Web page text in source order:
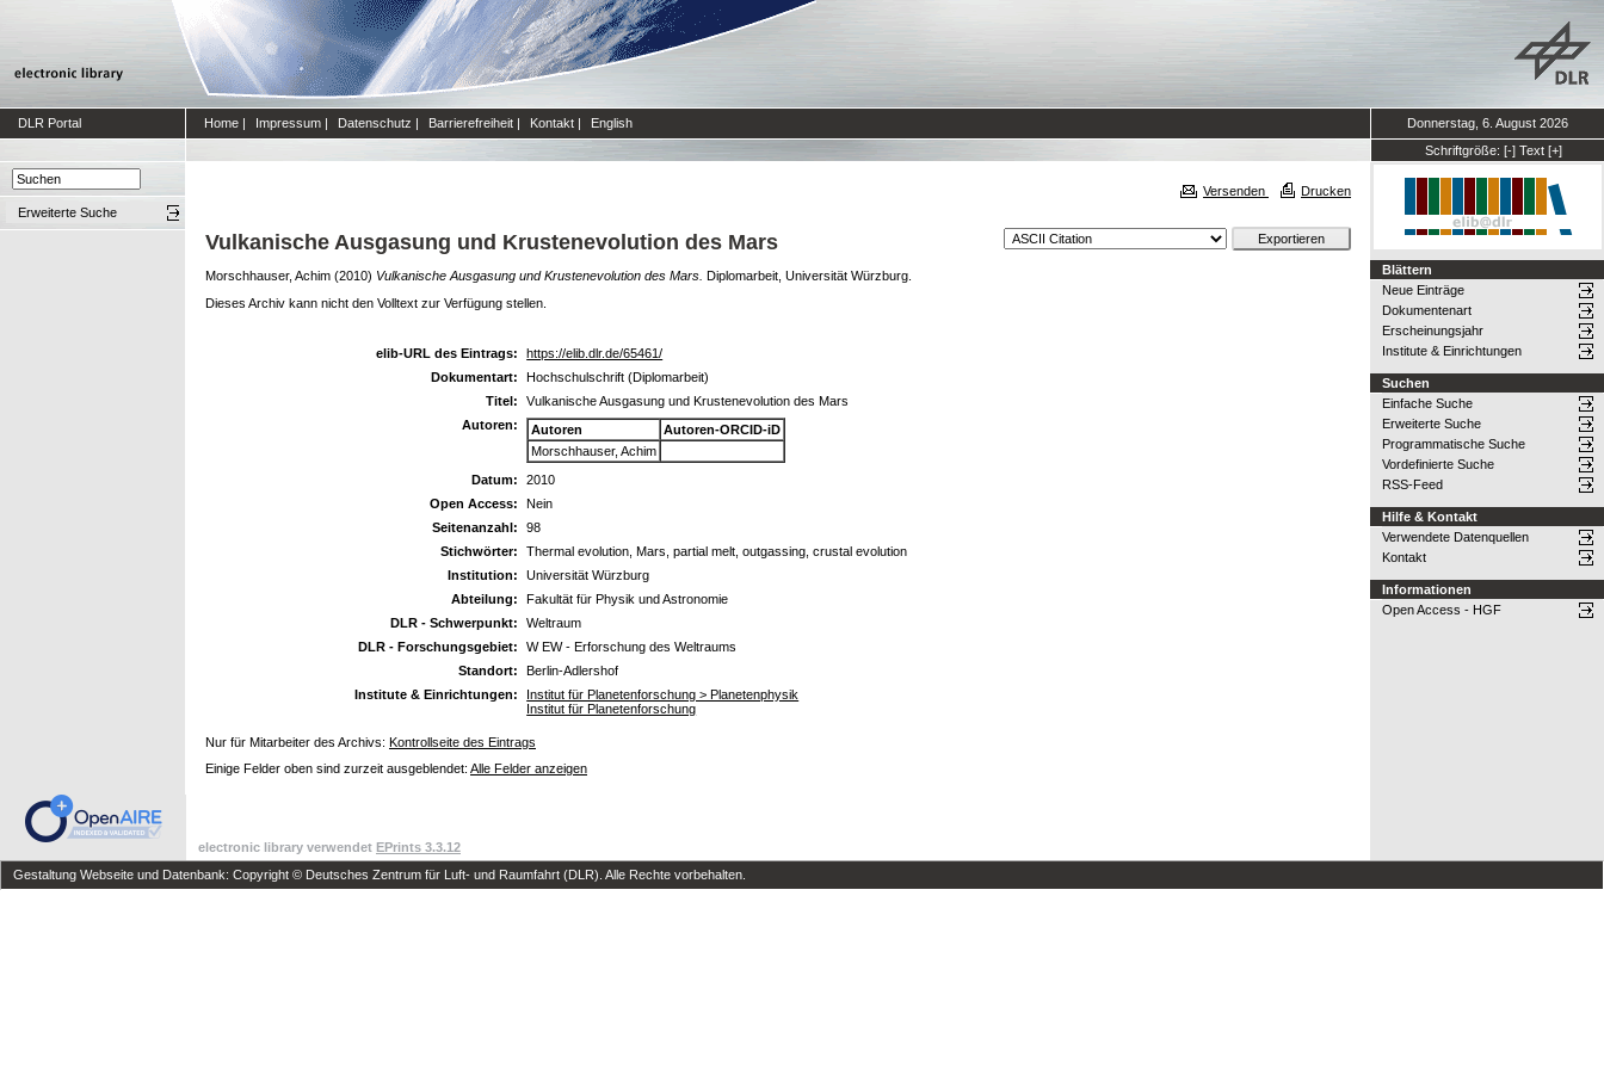
DLR Portal Home | Impressum | Datenschutz | Barrierefreiheit | Kontakt | English
Donnerstag, 6. August 2026
Schriftgröße: [-] Text [+]
Erweiterte Suche
Versenden Drucken
Vulkanische Ausgasung und Krustenevolution des Mars
Morschhauser, Achim (2010) Vulkanische Ausgasung und Krustenevolution des Mars. Diplomarbeit, Universität Würzburg.
Dieses Archiv kann nicht den Volltext zur Verfügung stellen.
elib-URL des Eintrags:
https://elib.dlr.de/65461/
Dokumentart:
Hochschulschrift (Diplomarbeit)
Titel:
Vulkanische Ausgasung und Krustenevolution des Mars
Autoren:
Autoren
Autoren-ORCID-iD
Morschhauser, Achim
Datum:
2010
Open Access:
Nein
Seitenanzahl:
98
Stichwörter:
Thermal evolution, Mars, partial melt, outgassing, crustal evolution
Institution:
Universität Würzburg
Abteilung:
Fakultät für Physik und Astronomie
DLR - Schwerpunkt:
Weltraum
DLR - Forschungsgebiet:
W EW - Erforschung des Weltraums
Standort:
Berlin-Adlershof
Institute & Einrichtungen:
Institut für Planetenforschung > Planetenphysik
Institut für Planetenforschung
Nur für Mitarbeiter des Archivs: Kontrollseite des Eintrags
Einige Felder oben sind zurzeit ausgeblendet: Alle Felder anzeigen
Blättern
Neue Einträge
Dokumentenart
Erscheinungsjahr
Institute & Einrichtungen
Suchen
Einfache Suche
Erweiterte Suche
Programmatische Suche
Vordefinierte Suche
RSS-Feed
Hilfe & Kontakt
Verwendete Datenquellen
Kontakt
Informationen
Open Access - HGF
electronic library verwendet EPrints 3.3.12
Gestaltung Webseite und Datenbank: Copyright © Deutsches Zentrum für Luft- und Raumfahrt (DLR). Alle Rechte vorbehalten.